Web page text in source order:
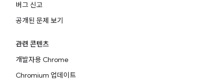
버그 신고
공개된 문제 보기
관련 콘텐츠
개발자용 Chrome
Chromium 업데이트